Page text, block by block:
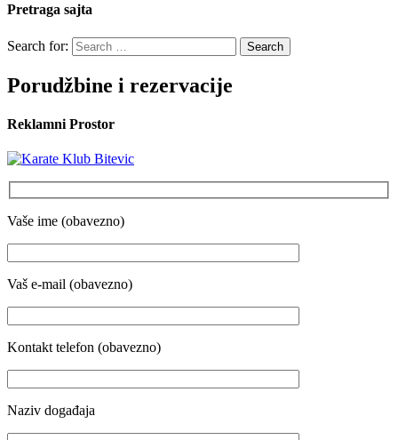
Pretraga sajta
Search for:
Porudžbine i rezervacije
Reklamni Prostor
Vaše ime (obavezno)
Vaš e-mail (obavezno)
Kontakt telefon (obavezno)
Naziv događaja